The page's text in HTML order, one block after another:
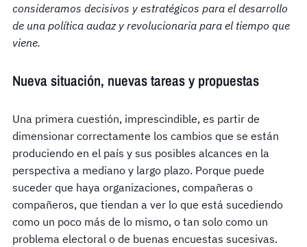
consideramos decisivos y estratégicos para el desarrollo
de una política audaz y revolucionaria para el tiempo que
viene.
Nueva situación, nuevas tareas y propuestas
Una primera cuestión, imprescindible, es partir de
dimensionar correctamente los cambios que se están
produciendo en el país y sus posibles alcances en la
perspectiva a mediano y largo plazo. Porque puede
suceder que haya organizaciones, compañeras o
compañeros, que tiendan a ver lo que está sucediendo
como un poco más de lo mismo, o tan solo como un
problema electoral o de buenas encuestas sucesivas.